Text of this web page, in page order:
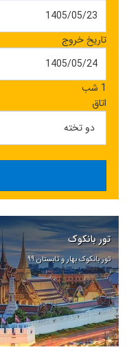
تاریخ خروج
1 شب
اتاق
تور بانکوک
تور بانکوک بهار و تابستان ۹۹